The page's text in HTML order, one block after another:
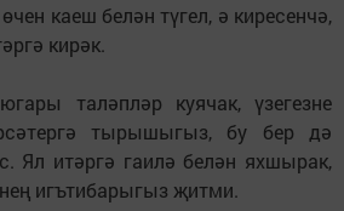
каеш белән түгел, ә киресенчә,
кирәк.
таләпләр куячак, үзегезне
тырышыгыз, бу бер дә
Ял итәргә гаилә белән яхшырак,
игътибарыгыз җитми.